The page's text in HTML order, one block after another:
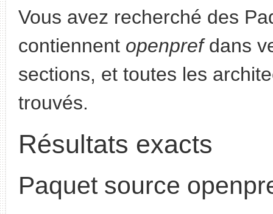
Vous avez recherché des
contiennent openprefdans
sections, et toutes les
trouvés.
Résultats exacts
Paquet source